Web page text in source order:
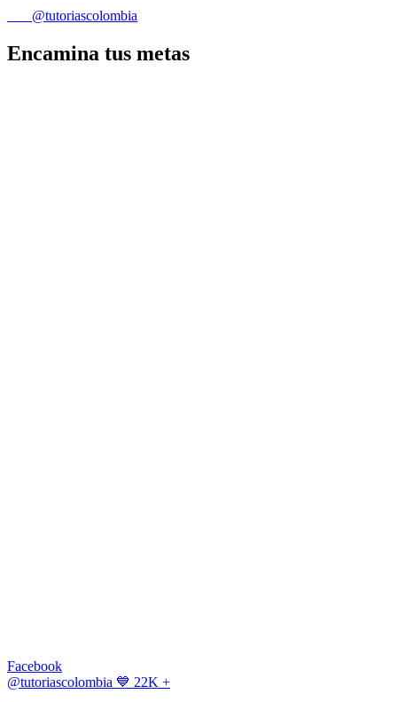
@tutoriascolombia
Encamina tus metas
Facebook
@tutoriascolombia 💙 22K +